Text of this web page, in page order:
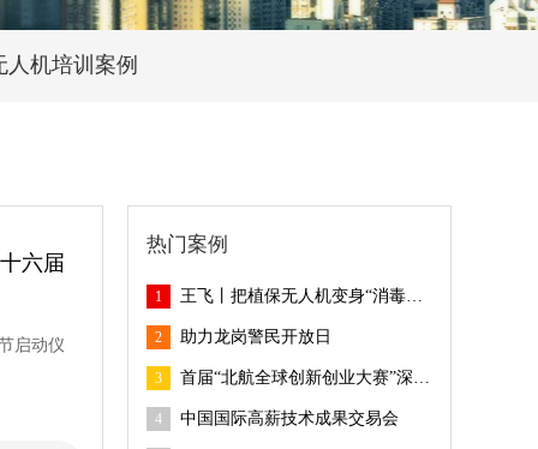
人机培训案例
六届
启动仪
热门案例
1 王飞丨把植保无人机变身“消毒卫士” 助力乡村疫情防控
2 助力龙岗警民开放日
3 首届“北航全球创新创业大赛”深圳专场
4 中国国际高薪技术成果交易会